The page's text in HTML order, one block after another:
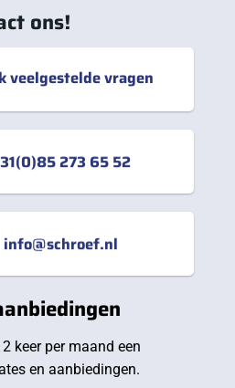
ons!
veelgestelde vragen
273 65 52
info@schroef.nl
keer per maand een
en aanbiedingen.